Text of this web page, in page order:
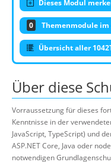
Dieses Modul
0 Themenmodule
Übersicht aller
Über diese
Vorraussetzung für dieses
Kenntnisse in der
JavaScript, TypeScript) und
ASP.NET Core, Java oder
notwendigen